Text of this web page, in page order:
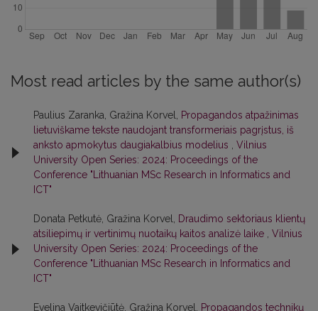
Most read articles by the same author(s)
Paulius Zaranka, Gražina Korvel,
Propagandos atpažinimas
lietuviškame tekste naudojant transformeriais pagrįstus, iš
anksto apmokytus daugiakalbius modelius
Vilnius
University Open Series: 2024: Proceedings of the
Conference "Lithuanian MSc Research in Informatics and
ICT"
Donata Petkutė, Gražina Korvel,
Draudimo sektoriaus klientų
atsiliepimų ir vertinimų nuotaikų kaitos analizė laike
Vilnius
University Open Series: 2024: Proceedings of the
Conference "Lithuanian MSc Research in Informatics and
ICT"
Evelina Vaitkevičiūtė, Gražina Korvel,
Propagandos technikų